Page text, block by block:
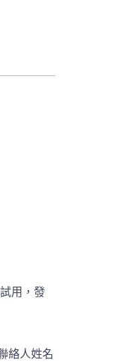
用，發
絡人姓名